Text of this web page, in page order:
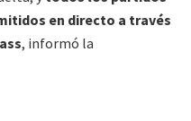
en directo a través
, informó la